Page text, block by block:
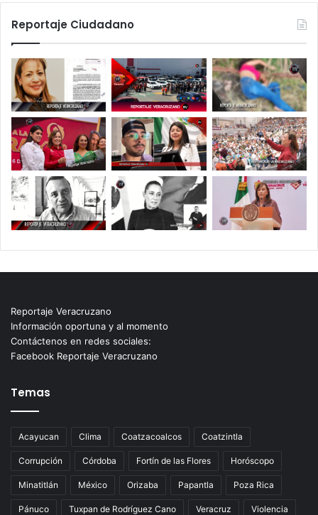
Reportaje Ciudadano
Reportaje Veracruzano
Información oportuna y al momento
Contáctenos en redes sociales:
Facebook Reportaje Veracruzano
Temas
Acayucan Clima Coatzacoalcos Coatzintla
Corrupción Córdoba Fortín de las Flores Horóscopo
Minatitlán México Orizaba Papantla Poza Rica
Pánuco Tuxpan de Rodríguez Cano Veracruz Violencia